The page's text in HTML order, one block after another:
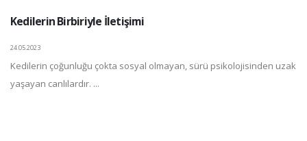
Kedilerin Birbiriyle İletişimi
24.05.2023
Kedilerin çoğunluğu çokta sosyal olmayan, sürü psikolojisinden uzak
yaşayan canlılardır. ...